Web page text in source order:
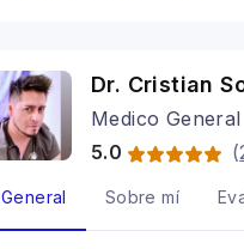
Dr. Cristian
Medico General
5.0
(
General Sobre mí